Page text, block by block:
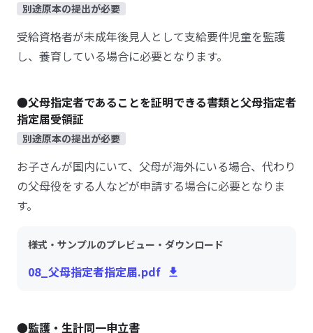
別途原本の提出が必要
受給資格者が未成年後見人として支給要件児童を監護
し、養育している場合に必要となります。
●父母指定者であることを証明できる書類と父母指定者
指定届受領証
別途原本の提出が必要
お子さんが国内にいて、父母が海外にいる場合、代わり
の父母役をする人などが申請する場合に必要となりま
す。
様式・サンプルのプレビュー・ダウンロード
08_父母指定者指定届.pdf
●監護・生計同一申立書